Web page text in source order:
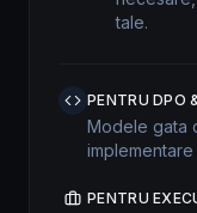
tale.
PENTRU DPO
Modele gata
implementare
PENTRU